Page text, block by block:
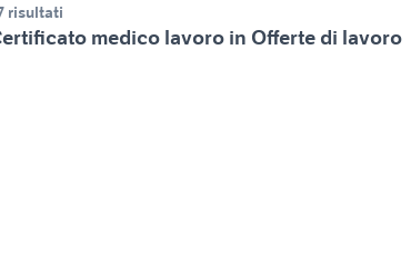
risultati
medico lavoro in Offerte di lavoro